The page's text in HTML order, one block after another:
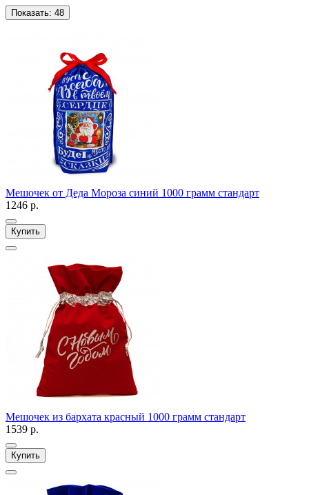
Показать: 48
Мешочек от Деда Мороза синий 1000 грамм стандарт
1246 р.
Купить
Мешочек из бархата красный 1000 грамм стандарт
1539 р.
Купить